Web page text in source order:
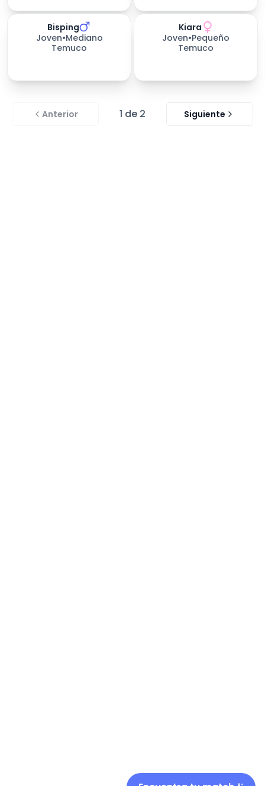
días esperando
Bisping
Joven•Mediano
Temuco
días esperando
Kiara
Joven•Pequeño
Temuco
Anterior 1 de 2 Siguiente